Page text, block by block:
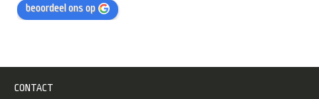
beoordeel ons op
CONTACT